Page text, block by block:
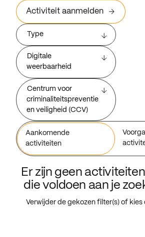
Activiteit aanmelden
Type
Digitale
weerbaarheid
Centrum voor
criminaliteitspreventie
en veiligheid (CCV)
Aankomende
activiteiten
Er zijn geen
die voldoen aan je
Verwijder de gekozen filter(s) of kies